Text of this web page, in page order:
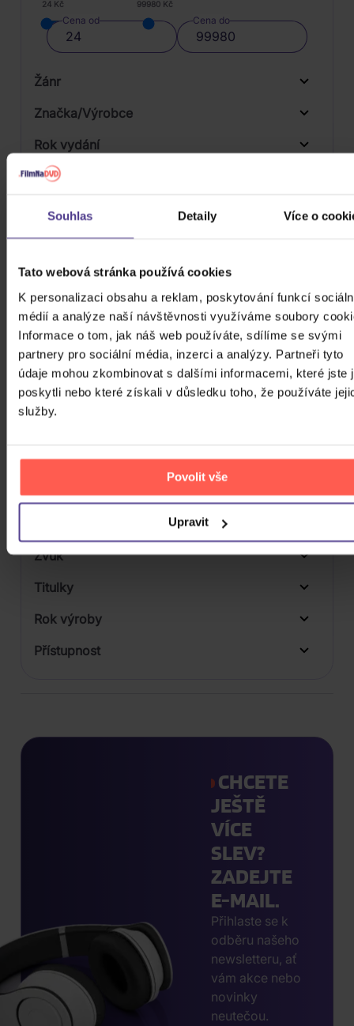
Souhlas Detaily Více o
Tato webová stránka používá cookies
K personalizaci obsahu a reklam, poskytování funkcí
médií a analýze naší návštěvnosti využíváme soubory
Informace o tom, jak náš web používáte, sdílíme se svými
partnery pro sociální média, inzerci a analýzy. Partneři tyto
údaje mohou zkombinovat s dalšími informacemi, které jste
poskytli nebo které získali v důsledku toho, že používáte
služby.
Povolit vše
Upravit
24 Kč 99980 Kč
Cena od Cena do
Žánr
Hip Hop
Značka/Výrobce
Rok vydání
Dostupnost
Skladem
Druh média
3D
Počet CD
Počet MC
Počet DVD
Počet BD
Počet vinyl
Balení média
Formát média
Zvuk
Titulky
Rok výroby
Přístupnost
CHCETE
JEŠTĚ
VÍCE
SLEV?
ZADEJTE
E-MAIL.
Přihlaste se k
odběru našeho
newsletteru, ať
vám akce nebo
novinky
neutečou.